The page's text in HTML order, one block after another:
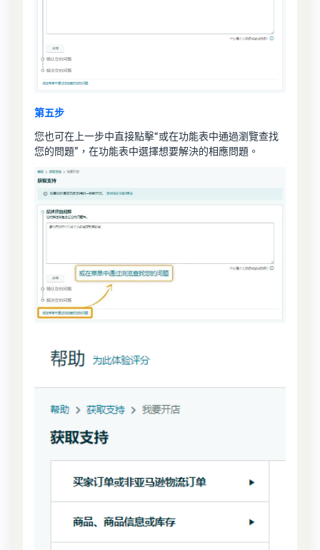
第五步
您也可在上一步中直接點擊“或在功能表中通過瀏覽查找
您的問題”，在功能表中選擇想要解決的相應問題。